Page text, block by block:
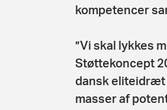
kompetencer
”Vi skal lykkes
Støttekoncept
dansk eliteidræt
masser af